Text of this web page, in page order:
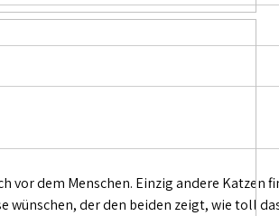
vor dem Menschen. Einzig andere Katzen
wünschen, der den beiden zeigt, wie toll